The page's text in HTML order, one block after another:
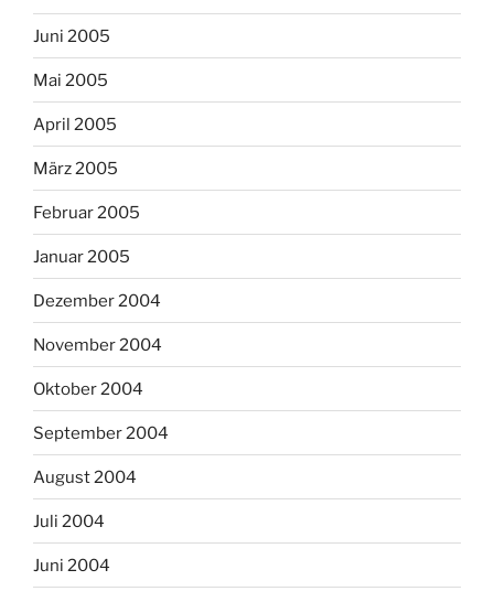
Juni 2005
Mai 2005
April 2005
März 2005
Februar 2005
Januar 2005
Dezember 2004
November 2004
Oktober 2004
September 2004
August 2004
Juli 2004
Juni 2004